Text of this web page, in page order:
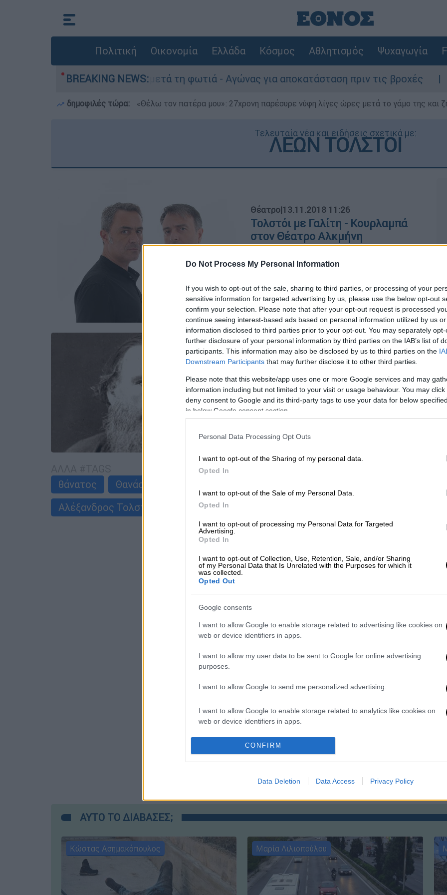
Do Not Process My Personal Information
If you wish to opt-out of the sale, sharing to third parties, or processing of your
sensitive information for targeted advertising by us, please use the below opt-out
confirm your selection. Please note that after your opt-out request is processed
continue seeing interest-based ads based on personal information utilized by us
information disclosed to third parties prior to your opt-out. You may separately
further disclosure of your personal information by third parties on the IAB’s list of
participants. This information may also be disclosed by us to third parties on the
Downstream Participants that may further disclose it to other third parties.
Please note that this website/app uses one or more Google services and may
information including but not limited to your visit or usage behaviour. You may
deny consent to Google and its third-party tags to use your data for below
in below Google consent section.
Personal Data Processing Opt Outs
I want to opt-out of the Sharing of my personal data.
Opted In
I want to opt-out of the Sale of my Personal Data.
Opted In
I want to opt-out of processing my Personal Data for Targeted
Advertising.
Opted In
I want to opt-out of Collection, Use, Retention, Sale, and/or Sharing
of my Personal Data that Is Unrelated with the Purposes for which it
was collected.
Opted Out
Google consents
I want to allow Google to enable storage related to advertising like cookies on
web or device identifiers in apps.
I want to allow my user data to be sent to Google for online advertising
purposes.
I want to allow Google to send me personalized advertising.
I want to allow Google to enable storage related to analytics like cookies on
web or device identifiers in apps.
I want to allow Google to enable storage related to functionality of the website
CONFIRM
Data Deletion Data Access Privacy Policy
Πολιτική Οικονομία Ελλάδα Κόσμος Αθλητισμός Ψυχαγωγία
BREAKING NEWS:
στο Πόρτο Γερμανό μετά τη φωτιά - Αγώνας για αποκατάσταση πριν τις βροχές
δημοφιλές τώρα: «Θέλω τον πατέρα μου»: 27χρονη παρέσυρε νύφη λίγες ώρες μετά το γάμο της και
Τελευταία νέα και ειδήσεις σχετικά με:
ΛΕΩΝ ΤΟΛΣΤΟΙ
Θέατρο|13.11.2018 11:26
Τολστόι με Γαλίτη - Κουρλαμπά
στον Θέατρο Αλκμήνη
υποκριτική τους γκάμα επί σκηνής,
επίπεδο
Ελλάδα |10.11.2018 13:17
Ο εγγονός του Λέοντα Τολστόι
κηδεύτηκε στην Καρδαμύλη
Ο Αλέξανδρος Τολστόι, εγγονός του
μεγάλου Ρώσου συγγραφέα Λέοντα
Τολστόι, αναπαύεται από χθες στο
κοιμητήριο της Καρδαμύλης.
θάνατος
Θανάσης Κουρλαμπάς
Αλέξανδρος Τολστόι
ΑΥΤΟ ΤΟ ΔΙΑΒΑΣΕΣ;
Κώστας Ασημακόπουλος Μαρία Λιλιοπούλου